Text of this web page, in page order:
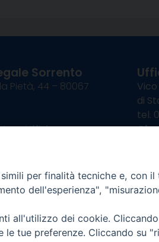
Sorrento
Pietà, 44 – 80067
Uffici:
di
tel.
per finalità tecniche e, con
dell'esperienza",
all'utilizzo dei cookie.
le tue preferenze. Cliccando su